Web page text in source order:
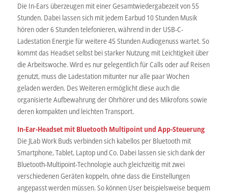
Die In-Ears überzeugen mit einer Gesamtwiedergabezeit von 55
Stunden. Dabei lassen sich mit jedem Earbud 10 Stunden Musik
hören oder 6 Stunden telefonieren, während in der USB-C-
Ladestation Energie für weitere 45 Stunden Audiogenuss wartet. So
kommt das Headset selbst bei starker Nutzung mit Leichtigkeit über
die Arbeitswoche. Wird es nur gelegentlich für Calls oder auf Reisen
genutzt, muss die Ladestation mitunter nur alle paar Wochen
geladen werden. Des Weiteren ermöglicht diese auch die
organisierte Aufbewahrung der Ohrhörer und des Mikrofons sowie
deren kompakten und leichten Transport.
In-Ear-Headset mit Bluetooth Multipoint und App-Steuerung
Die JLab Work Buds verbinden sich kabellos per Bluetooth mit
Smartphone, Tablet, Laptop und Co. Dabei lassen sie sich dank der
Bluetooth-Multipoint-Technologie auch gleichzeitig mit zwei
verschiedenen Geräten koppeln, ohne dass die Einstellungen
angepasst werden müssen. So können User beispielsweise bequem